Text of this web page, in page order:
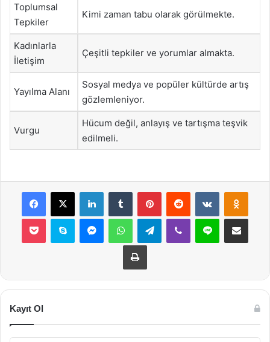
Toplumsal
Tepkiler
Kimi zaman tabu olarak görülmekte.
Kadınlarla
İletişim
Çeşitli tepkiler ve yorumlar almakta.
Yayılma Alanı
Sosyal medya ve popüler kültürde artış
gözlemleniyor.
Vurgu
Hücum değil, anlayış ve tartışma teşvik
edilmeli.
Facebook
X LinkedInTumblr PinterestReddit VKontakte
Pocket Skype MessengerWhatsAppTelegramViber Line E-Posta ile
Yazdır
Kayıt Ol